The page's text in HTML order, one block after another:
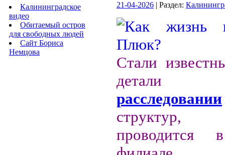
Калининградское
видео
Обитаемый остров
для свободных людей
Сайт Бориса
Немцова
21-04-2026 | Раздел:
Стали
расследовании
структур,
проводится